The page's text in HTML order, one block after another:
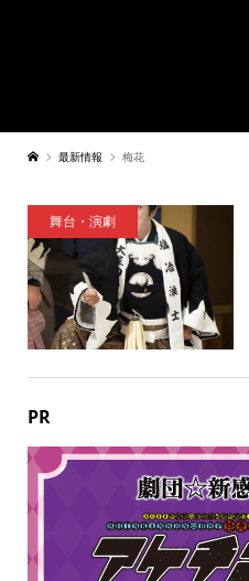
最新情報 梅花
舞台・演劇
PR